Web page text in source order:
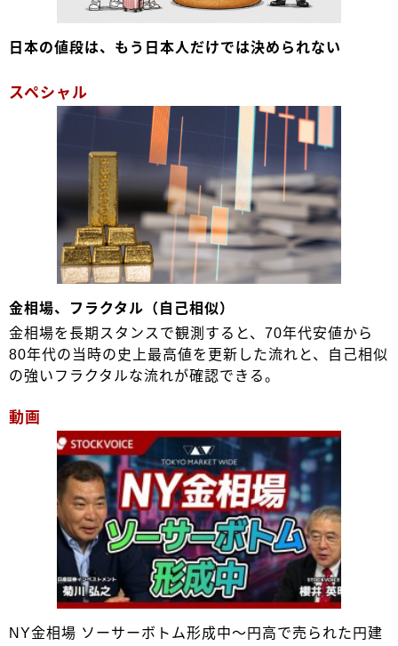
日本の値段は、もう日本人だけでは決められない
スペシャル
金相場、フラクタル（自己相似）
金相場を長期スタンスで観測すると、70年代安値から
80年代の当時の史上最高値を更新した流れと、自己相似
の強いフラクタルな流れが確認できる。
動画
NY金相場 ソーサーボトム形成中～円高で売られた円建